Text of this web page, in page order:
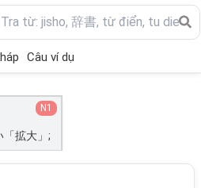
Câu ví dụ
「拡大」;
N1